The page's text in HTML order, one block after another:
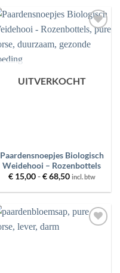
Toevoegen
aan
UITVERKOCHT
Paardensnoepjes Biologisch
Weidehooi – Rozenbottels
€15,00 - €68,50Prijsklasse:
tot
incl. btw